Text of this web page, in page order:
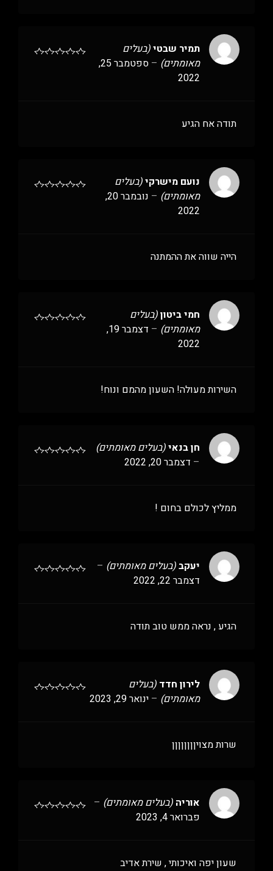
תמיר שבטי(בעלים
מאומתים) –
ספטמבר 25,
2022
תודה אח הגיע
נועם מישרקי(בעלים
מאומתים) –
נובמבר 20,
2022
הייה שווה את ההמתנה
חמי ביטון(בעלים
מאומתים) –
דצמבר 19,
2022
השירות מעולה! השעון מהמם ונוח!
חן בנאי(בעלים מאומתים)
– דצמבר 20, 2022
ממליץ לכולם בחום !
יעקב(בעלים מאומתים) –
דצמבר 22, 2022
הגיע , נראה ממש טוב תודה
לירון חדד (בעלים
מאומתים) – ינואר 29, 2023
שרות מצויןןןןןןןן
אוריה (בעלים מאומתים) –
פברואר 4, 2023
שעון יפה ואיכותי , שירת אדיב